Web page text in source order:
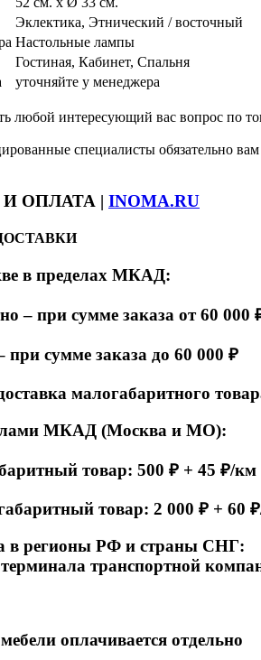
Эклектика, Этнический / восточный
Настольные лампы
Гостиная, Кабинет, Спальня
уточняйте у менеджера
любой интересующий вас вопрос по
специалисты обязательно вам
ОПЛАТА | INOMA.RU
в пределах МКАД:
– при сумме заказа от 60 000
при сумме заказа до 60 000 ₽
малогабаритного
МКАД (Москва и МО):
товар: 500 ₽ + 45 ₽/
товар: 2 000 ₽ +
в регионы РФ и страны СНГ:
транспортной
оплачивается отдельно